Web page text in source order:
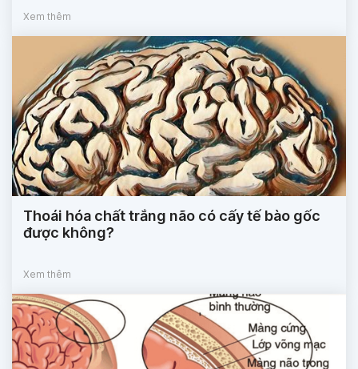
Xem thêm
Thoái hóa chất trắng não có cấy tế bào gốc
được không?
Xem thêm